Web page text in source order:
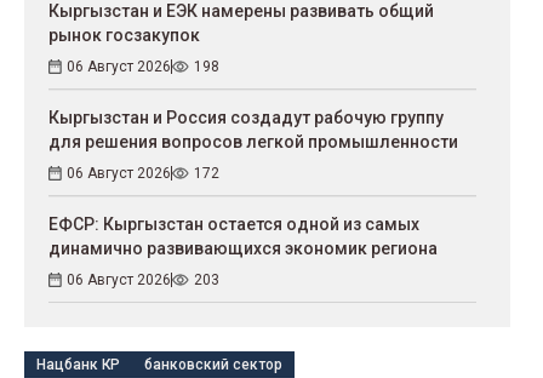
Кыргызстан и ЕЭК намерены развивать общий
рынок госзакупок
06 Август 2026 198
Кыргызстан и Россия создадут рабочую группу
для решения вопросов легкой промышленности
06 Август 2026 172
ЕФСР: Кыргызстан остается одной из самых
динамично развивающихся экономик региона
06 Август 2026 203
Нацбанк КР банковский сектор